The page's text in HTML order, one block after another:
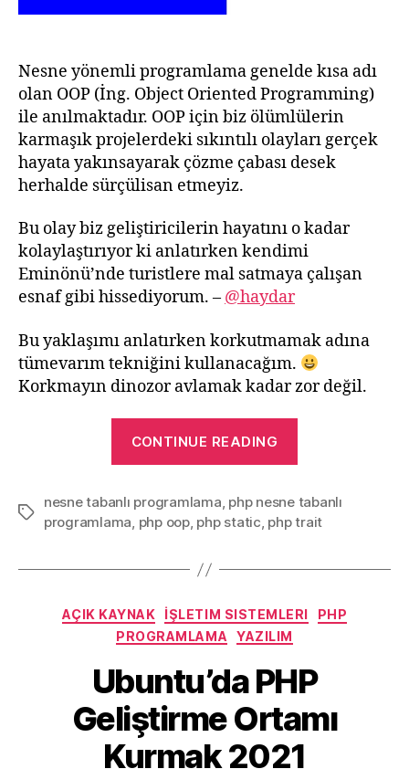
Nesne yönemli programlama genelde kısa adı
olan OOP (İng. Object Oriented Programming)
ile anılmaktadır. OOP için biz ölümlülerin
karmaşık projelerdeki sıkıntılı olayları gerçek
hayata yakınsayarak çözme çabası desek
herhalde sürçülisan etmeyiz.
Bu olay biz geliştiricilerin hayatını o kadar
kolaylaştırıyor ki anlatırken kendimi
Eminönü’nde turistlere mal satmaya çalışan
esnaf gibi hissediyorum. – @haydar
Bu yaklaşımı anlatırken korkutmamak adına
tümevarım tekniğini kullanacağım.
Korkmayın dinozor avlamak kadar zor değil.
CONTINUE READING
TABANLI
Tags
nesne tabanlı programlama, php nesne tabanlı
programlama, php oop, php static, php trait
Categories
AÇIK KAYNAK İŞLETIM SISTEMLERI
PHP
PROGRAMLAMA
YAZILIM
Ubuntu’da PHP
Geliştirme Ortamı
Kurmak 2021